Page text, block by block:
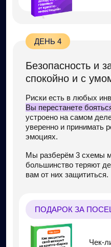
Кто ведёт
Илья Сдобников —
крипто-